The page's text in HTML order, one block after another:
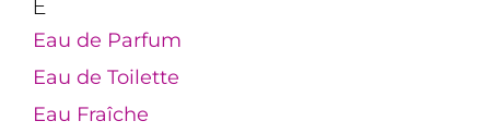
E
Eau de Parfum
Eau de Toilette
Eau Fraîche